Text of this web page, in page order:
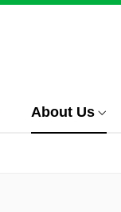
About Us